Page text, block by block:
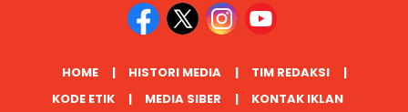
HOME HISTORI MEDIA
TIM REDAKSI
KODE ETIK
MEDIA SIBER KONTAK IKLAN